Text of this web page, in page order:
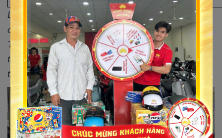
Lưu ý: Giá xe có thể thay đổi tùy vào từng thời
điểm và chính sách của đại lý xe máy điện Nam
Tiến. Quý khách hàng vui lòng liên hệ với chúng
tôi hoặc truy cập vào website để biết thêm thông
tin về giá chính xác nhất.